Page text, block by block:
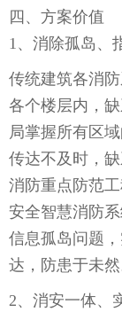
四、方案价值
1、消除孤岛、
传统建筑各消
各个楼层内，
局掌握所有区
传达不及时，
消防重点防范
安全智慧消防
信息孤岛问题
达，防患于未然
2、 消安一体、